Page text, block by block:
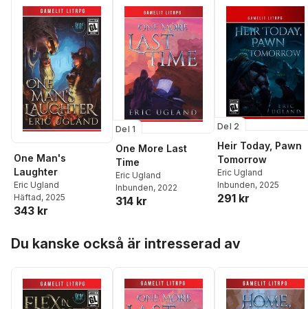
One Man's
Laughter
Eric Ugland
Häftad, 2025
343 kr
Del 1
One More Last
Time
Eric Ugland
Inbunden, 2022
314 kr
Del 2
Heir Today, Pawn
Tomorrow
Eric Ugland
Inbunden, 2025
291 kr
Du kanske också är intresserad av